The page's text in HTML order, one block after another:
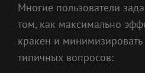
Многие пользователи
том, как максимально
кракен и
типичных вопросов: